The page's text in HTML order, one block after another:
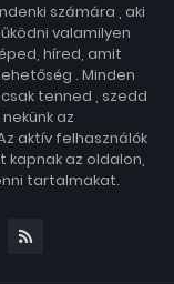
számára , aki
valamilyen
híred, amit
. Minden
tenned , szedd
az
aktív felhasználók
kapnak az oldalon,
tartalmakat.